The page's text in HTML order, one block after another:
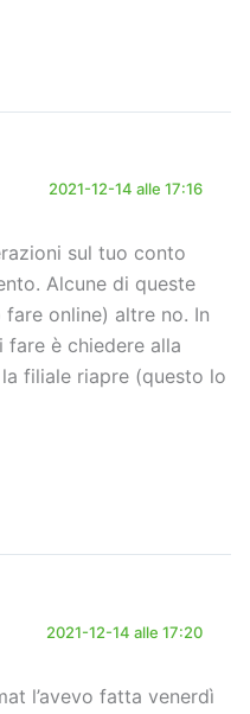
2021-12-14 alle 17:16
sul tuo conto
Alcune di queste
online) altre no. In
è chiedere alla
filiale riapre (questo lo
2021-12-14 alle 17:20
l’avevo fatta venerdì